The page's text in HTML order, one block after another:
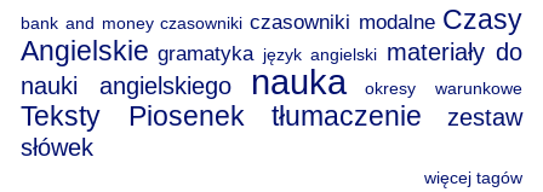
bank and money czasowniki czasowniki modalne Czasy
Angielskie gramatyka język angielski materiały do
nauki angielskiego
nauka okresy warunkowe
Teksty Piosenek tłumaczenie
zestaw
słówek
więcej tagów